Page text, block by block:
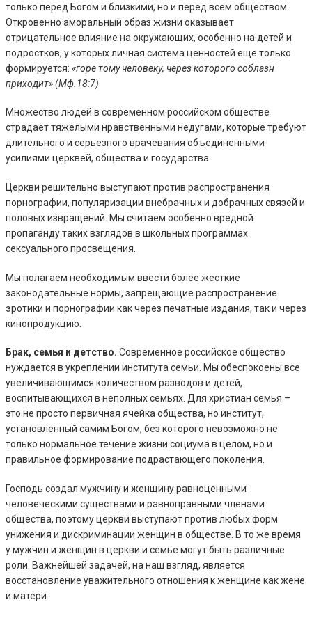
только перед Богом и близкими, но и перед всем обществом.
Откровенно аморальный образ жизни оказывает
отрицательное влияние на окружающих, особенно на детей и
подростков, у которых личная система ценностей еще только
формируется: «горе тому человеку, через которого соблазн
приходит» (Мф.18:7)
Множество людей в современном российском обществе
страдает тяжелыми нравственными недугами, которые требуют
длительного и серьезного врачевания объединенными
усилиями церквей, общества и государства.
Церкви решительно выступают против распространения
порнографии, популяризации внебрачных и добрачных связей и
половых извращений. Мы считаем особенно вредной
пропаганду таких взглядов в школьных программах
сексуального просвещения.
Мы полагаем необходимым ввести более жесткие
законодательные нормы, запрещающие распространение
эротики и порнографии как через печатные издания, так и через
кинопродукцию.
Брак, семья и детство. Современное российское общество
нуждается в укреплении института семьи. Мы обеспокоены все
увеличивающимся количеством разводов и детей,
воспитывающихся в неполных семьях. Для христиан семья –
это не просто первичная ячейка общества, но институт,
установленный самим Богом, без которого невозможно не
только нормальное течение жизни социума в целом, но и
правильное формирование подрастающего поколения.
Господь создал мужчину и женщину равноценными
человеческими существами и равноправными членами
общества, поэтому церкви выступают против любых форм
унижения и дискриминации женщин в обществе. В то же время
у мужчин и женщин в церкви и семье могут быть различные
роли. Важнейшей задачей, на наш взгляд, является
восстановление уважительного отношения к женщине как жене
и матери.